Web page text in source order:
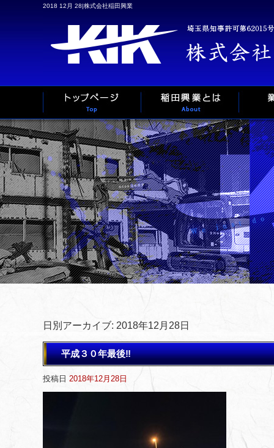
2018 12月 28|株式会社稲田興業
日別アーカイブ: 2018年12月28日
平成３０年最後‼️
投稿日 2018年12月28日